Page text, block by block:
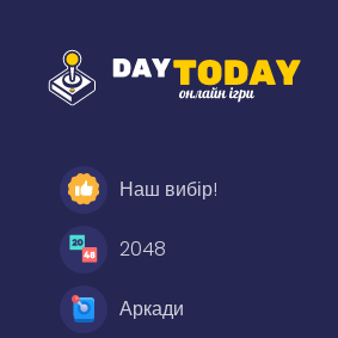
Наш вибір!
2048
Аркади